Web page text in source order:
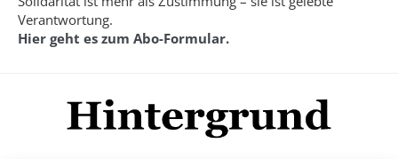
Verantwortung.
Hier geht es zum Abo-Formular.